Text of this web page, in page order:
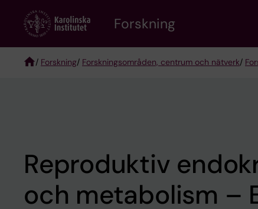
content
Forskning
/ Forskning/ Forskningsområden, centrum och nätverk/
Reproduktiv
och metabolism –